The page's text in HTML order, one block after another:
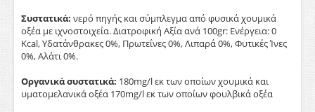
Συστατικά: νερό πηγής και σύμπλεγμα από φυσικά χουμικά
οξέα με ιχνοστοιχεία. Διατροφική Αξία ανά 100gr: Ενέργεια: 0
Kcal, Υδατάνθρακες 0%, Πρωτεΐνες 0%, Λιπαρά 0%, Φυτικές Ίνες
0%, Αλάτι 0%.
Οργανικά συστατικά: 180mg/l εκ των οποίων χουμικά και
υματομελανικά οξέα 170mg/l εκ των οποίων φουλβικά οξέα